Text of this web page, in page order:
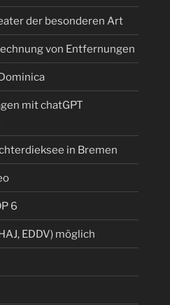
der besonderen Art
von Entfernungen
mit chatGPT
in Bremen
6
EDDV) möglich